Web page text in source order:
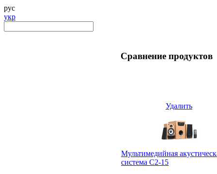
рус
укр
Сравнение продуктов
Удалить
Мультимедийная
система C2-15